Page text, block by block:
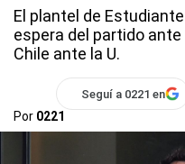
El plantel de
espera del partido
Chile ante la U.
Seguí a 0221 en
Por 0221